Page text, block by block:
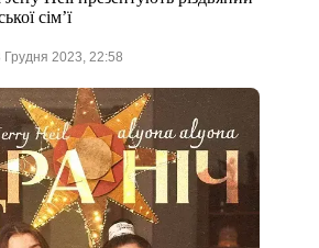
сім’ї
Грудня 2023, 22:58